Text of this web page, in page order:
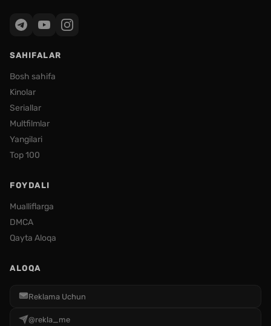
SAHIFALAR
Bosh sahifa
Kinolar
Seriallar
Multfilmlar
Yangilari
Top 100
FOYDALI
Mualliflarga
DMCA
Qayta Aloqa
ALOQA
Reklama Uchun
@rekla_me